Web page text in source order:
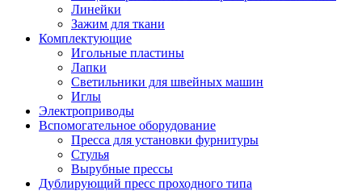
Линейки
Зажим для ткани
Комплектующие
Игольные пластины
Лапки
Светильники для швейных машин
Иглы
Электроприводы
Вспомогательное оборудование
Пресса для установки фурнитуры
Стулья
Вырубные прессы
Дублирующий пресс проходного типа